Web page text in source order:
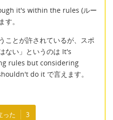
it's within the rules (ルー
。
ことが許されているが、スポ
ない」というのは It's
rules but considering
do it で言えます。
った 3